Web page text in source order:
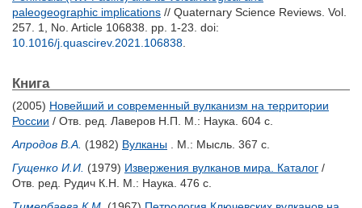
paleogeographic implications // Quaternary Science Reviews. Vol.
257. 1, No. Article 106838. pp. 1-23. doi:
10.1016/j.quascirev.2021.106838
Книга
(2005) Новейший и современный вулканизм на территории
России / Отв. ред. Лаверов Н.П.
М.: Наука. 604 с.
Апродов В.А. (1982) Вулканы . М.: Мысль. 367 с.
Гущенко И.И. (1979) Извержения вулканов мира. Каталог /
Отв. ред. Рудич К.Н.
М.: Наука. 476 с.